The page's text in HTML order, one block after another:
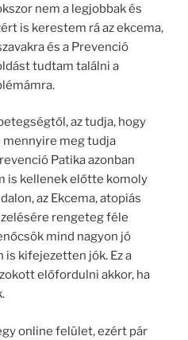
nem a legjobbak és
is kerestem rá az ekcema,
és a Prevenció
tudtam találni a
az tudja, hogy
mennyire meg tudja
Patika azonban
is kellenek előtte komoly
az Ekcema, atopiás
rengeteg féle
mind nagyon jó
is kifejezetten jók. Ez a
előfordulni akkor, ha
online felület, ezért pár